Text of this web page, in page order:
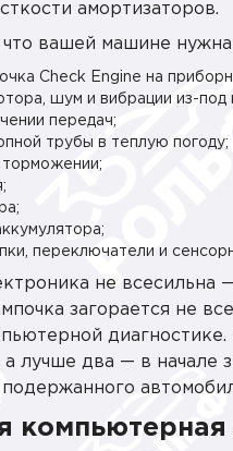
амортизаторов.
вашей машине
Check Engine на
шум и вибрации из-под
передач;
трубы в теплую погоду;
торможении;
переключатели и
не
загорается не
а лучше два — в
компьютерная